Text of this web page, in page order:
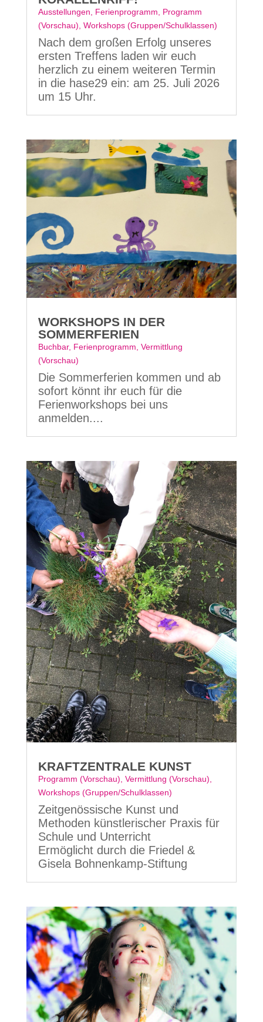
Ausstellungen Ferienprogramm
Programm
(Vorschau) Workshops (Gruppen/Schulklassen)
Nach dem großen Erfolg unseres
ersten Treffens laden wir euch
herzlich zu einem weiteren Termin
in die hase29 ein: am 25. Juli 2026
um 15 Uhr.
WORKSHOPS IN DER
SOMMERFERIEN
Buchbar, Ferienprogramm Vermittlung
(Vorschau)
Die Sommerferien kommen und ab
sofort könnt ihr euch für die
Ferienworkshops bei uns
anmelden....
KRAFTZENTRALE KUNST
Programm (Vorschau) Vermittlung (Vorschau)
Workshops (Gruppen/Schulklassen)
Zeitgenössische Kunst und
Methoden künstlerischer Praxis für
Schule und Unterricht
Ermöglicht durch die Friedel &
Gisela Bohnenkamp-Stiftung